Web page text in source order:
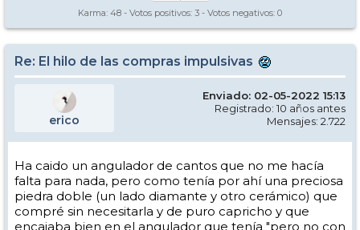
Karma: 48 - Votos positivos: 3 - Votos negativos: 0
Re: El hilo de las compras impulsivas
erico
Enviado: 02-05-2022 15:13
Registrado: 10 años antes
Mensajes: 2.722
Ha caido un angulador de cantos que no me hacía
falta para nada, pero como tenía por ahí una preciosa
piedra doble (un lado diamante y otro cerámico) que
compré sin necesitarla y de puro capricho y que
encajaba bien en el angulador que tenía "pero no con